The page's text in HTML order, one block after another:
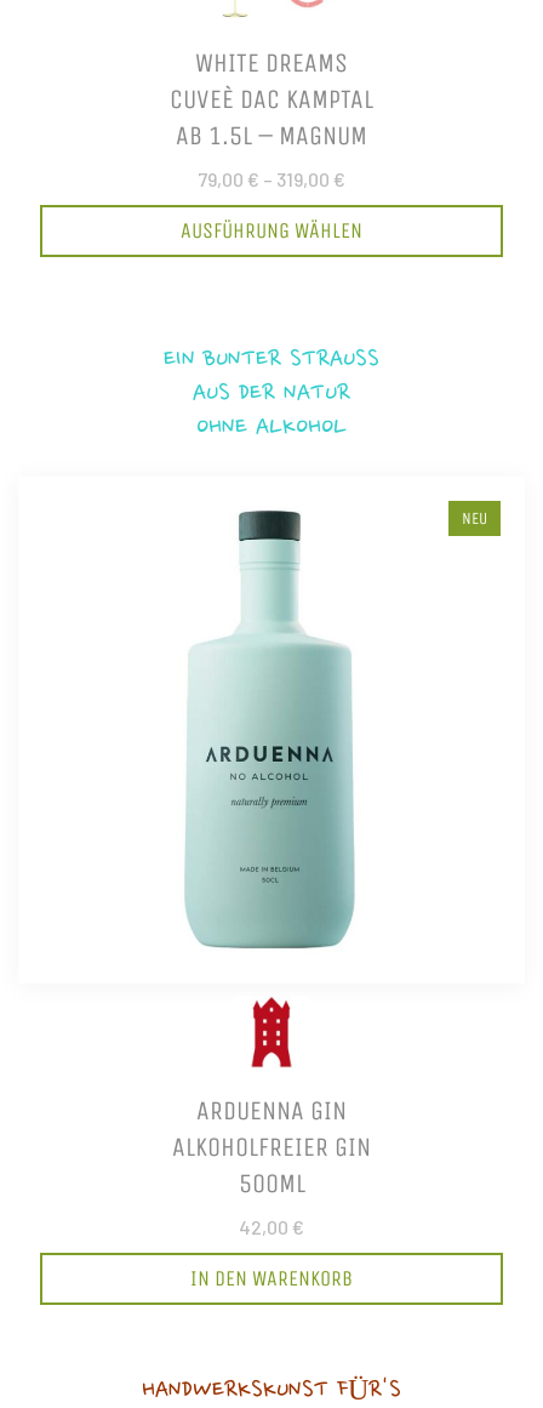
WHITE DREAMS
CUVEÈ DAC KAMPTAL
AB 1.5L – MAGNUM
79,00 € – 319,00 €
AUSFÜHRUNG WÄHLEN
EIN BUNTER STRAUSS
AUS DER NATUR
OHNE ALKOHOL
NEU
ARDUENNA GIN
ALKOHOLFREIER GIN
500ML
42,00 €
IN DEN WARENKORB
HANDWERKSKUNST FÜR'S